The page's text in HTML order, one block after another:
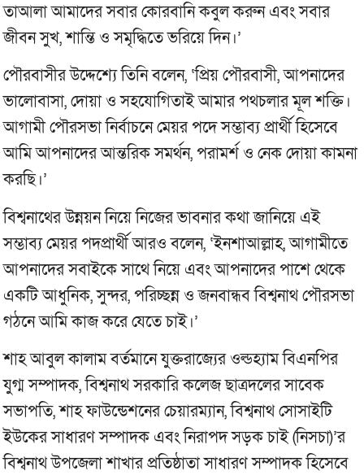
তাআলা আমাদের সবার কোরবানি কবুল করুন এবং সবার
জীবন সুখ, শান্তি ও সমৃদ্ধিতে ভরিয়ে দিন।’
পৌরবাসীর উদ্দেশ্যে তিনি বলেন, ‘প্রিয় পৌরবাসী, আপনাদের
ভালোবাসা, দোয়া ও সহযোগিতাই আমার পথচলার মূল শক্তি।
আগামী পৌরসভা নির্বাচনে মেয়র পদে সম্ভাব্য প্রার্থী হিসেবে
আমি আপনাদের আন্তরিক সমর্থন, পরামর্শ ও নেক দোয়া কামনা
করছি।’
বিশ্বনাথের উন্নয়ন নিয়ে নিজের ভাবনার কথা জানিয়ে এই
সম্ভাব্য মেয়র পদপ্রার্থী আরও বলেন, ‘ইনশাআল্লাহ, আগামীতে
আপনাদের সবাইকে সাথে নিয়ে এবং আপনাদের পাশে থেকে
একটি আধুনিক, সুন্দর, পরিচ্ছন্ন ও জনবান্ধব বিশ্বনাথ পৌরসভা
গঠনে আমি কাজ করে যেতে চাই।’
শাহ আবুল কালাম বর্তমানে যুক্তরাজ্যের ওল্ডহ্যাম বিএনপির
যুগ্ম সম্পাদক, বিশ্বনাথ সরকারি কলেজ ছাত্রদলের সাবেক
সভাপতি, শাহ ফাউন্ডেশনের চেয়ারম্যান, বিশ্বনাথ সোসাইটি
ইউকের সাধারণ সম্পাদক এবং নিরাপদ সড়ক চাই (নিসচা)’র
বিশ্বনাথ উপজেলা শাখার প্রতিষ্ঠাতা সাধারণ সম্পাদক হিসেবে